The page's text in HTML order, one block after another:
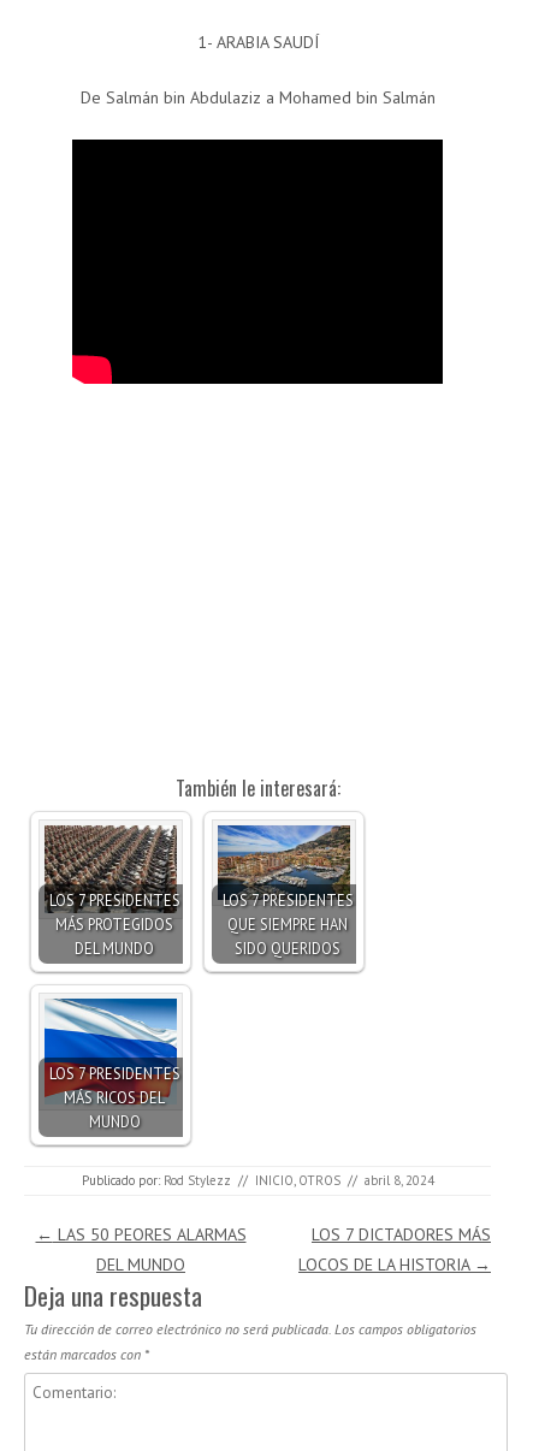
1- ARABIA SAUDÍ
De Salmán bin Abdulaziz a Mohamed bin Salmán
También le interesará:
LOS 7 PRESIDENTES
MÁS PROTEGIDOS
DEL MUNDO
LOS 7 PRESIDENTES
QUE SIEMPRE HAN
SIDO QUERIDOS
LOS 7 PRESIDENTES
MÁS RICOS DEL
MUNDO
Publicado por: Rod Stylezz // INICIO OTROS // abril 8, 2024
Navegación de entradas
← LAS 50 PEORES ALARMAS
DEL MUNDO
LOS 7 DICTADORES MÁS
LOCOS DE LA HISTORIA →
Deja una respuesta
Tu dirección de correo electrónico no será publicada. Los campos obligatorios
están marcados con *